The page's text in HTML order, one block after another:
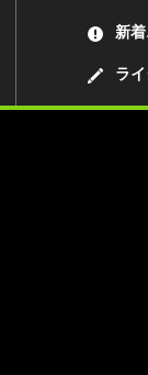
ラ
新